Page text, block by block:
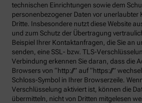
technischen Einrichtungen sowie dem
personenbezogener Daten vor unerlaubter
Dritte. Insbesondere nutzt diese Website
und zum Schutz der Übertragung
Beispiel Ihrer Kontaktanfragen, die Sie an
senden, eine SSL- bzw. TLS-
Verbindung erkennen Sie daran, dass die
Browsers von “http://” auf “https://”
Schloss-Symbol in Ihrer Browserzeile.
Verschlüsselung aktiviert ist, können die
übermitteln, nicht von Dritten mitgelesen